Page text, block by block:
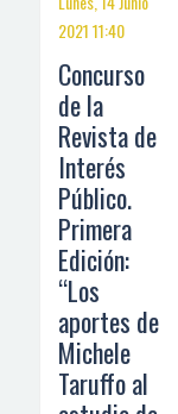
2021 11:40
Concurso
de la
Revista de
Interés
Público.
Primera
Edición:
“Los
aportes de
Michele
Taruffo al